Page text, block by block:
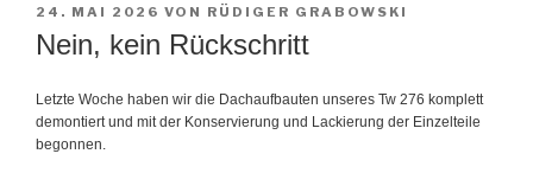
VERÖFFENTLICHT
AM
24. MAI 2026 VON RÜDIGER GRABOWSKI
Nein, kein Rückschritt
Letzte Woche haben wir die Dachaufbauten unseres Tw 276 komplett
demontiert und mit der Konservierung und Lackierung der Einzelteile
begonnen.